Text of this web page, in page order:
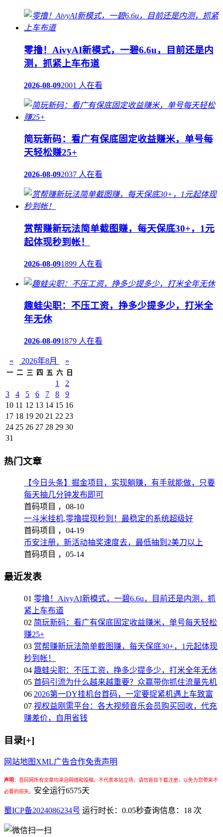
零撸！AivyAI新模式，一碧6.6u，目前还是内
测，抓紧上车布道
2026-08-092001 人在看
简玩新码：看广有保底固定收益赚米，单号每
天轻松赚25+
2026-08-092037 人在看
赏帮赚新玩法简单截图赚，每天保底30+，1元
起体现秒到帐！
2026-08-091899 人在看
趣蛙尖职：不压工资，挣多少提多少，打米全
年无休
2026-08-091879 人在看
« 2026年8月 »
一 二 三 四 五 六 日
1
2
3
4 5 6 7 8
9
10 11 12 13 14 15 16
17 18 19 20 21 22 23
24 25 26 27 28 29 30
31
热门文章
【今日头条】掘金项目，实现躺赚，有手就能做，只要
每天抽几分钟发布即可
首码项目 ， 08-10
一斗米挂机,零撸提现秒到！最稳定的系统超级好
首码项目 ， 04-19
币安注册，新活动抽奖速度去，最低抽到2美刀以上
首码项目 ， 05-14
最近发表
01 零撸！AivyAI新模式，一碧6.6u，目前还是内测，抓
紧上车布道
02 简玩新码：看广有保底固定收益赚米，单号每天轻松
赚25+
03 赏帮赚新玩法简单截图赚，每天保底30+，1元起体现
秒到帐！
04 趣蛙尖职：不压工资，挣多少提多少，打米全年无休
05 首码引流为什么越来越重要？众赢带你抓住流量先机
06 2026第一DY挂机台首码，一定要捉紧机遇上车致富
07 视权益刚需平台：各大视频音乐会员购买回收，代充
赚差价，自用省钱
目录[+]
网站地图 XML广告合作免责声明
声明： 首码网所有文章均来自网络和投稿，不代表本站立场，请勿盲目下载注册，以免为您带来不
必要的损失。 安全运行6575天
蜀ICP备2024086234号 运行时长：0.05秒查询信息：18 次